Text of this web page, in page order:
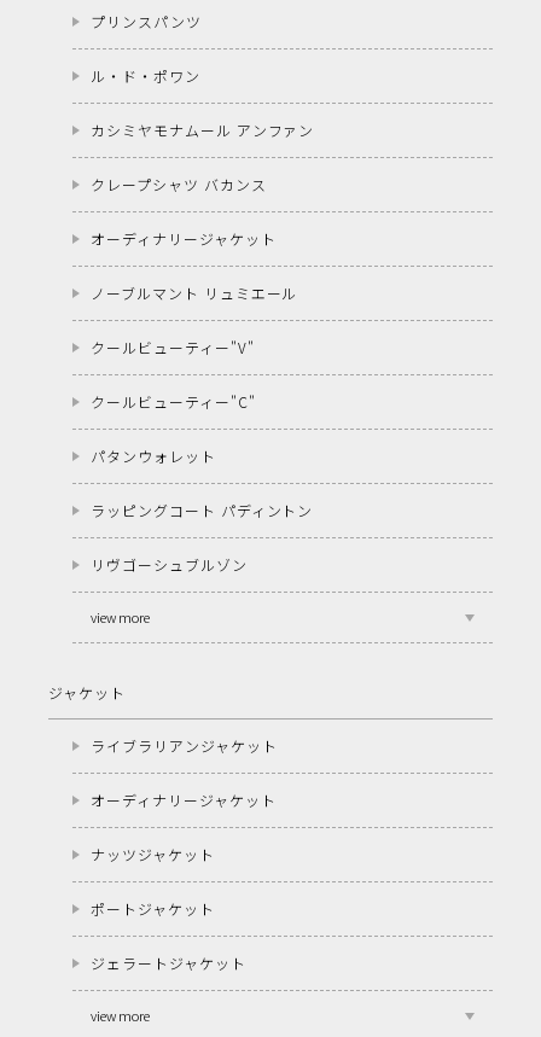
プリンスパンツ
ル・ド・ポワン
カシミヤモナムール アンファン
クレープシャツ バカンス
オーディナリージャケット
ノーブルマント リュミエール
クールビューティー"V"
クールビューティー"C"
パタンウォレット
ラッピングコート パディントン
リヴゴーシュブルゾン
view more
ジャケット
ライブラリアンジャケット
オーディナリージャケット
ナッツジャケット
ポートジャケット
ジェラートジャケット
view more